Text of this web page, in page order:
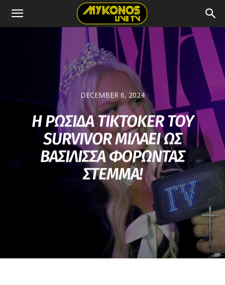
DECEMBER 6, 2024
Η ΡΩΣΙΔΑ ΤIKTOKER ΤΟΥ
SURVIVOR ΜΙΛΑΕΙ ΩΣ
ΒΑΣΙΛΙΣΣΑ ΦΟΡΩΝΤΑΣ
ΣΤΕΜΜΑ!